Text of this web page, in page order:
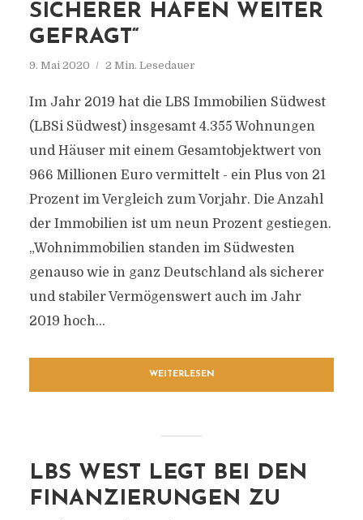
SICHERER HAFEN WEITER
GEFRAGT“
9. Mai 2020 2 Min. Lesedauer
Im Jahr 2019 hat die LBS Immobilien Südwest
(LBSi Südwest) insgesamt 4.355 Wohnungen
und Häuser mit einem Gesamtobjektwert von
966 Millionen Euro vermittelt - ein Plus von 21
Prozent im Vergleich zum Vorjahr. Die Anzahl
der Immobilien ist um neun Prozent gestiegen.
„Wohnimmobilien standen im Südwesten
genauso wie in ganz Deutschland als sicherer
und stabiler Vermögenswert auch im Jahr
2019 hoch...
WEITERLESEN
LBS WEST LEGT BEI DEN
FINANZIERUNGEN ZU